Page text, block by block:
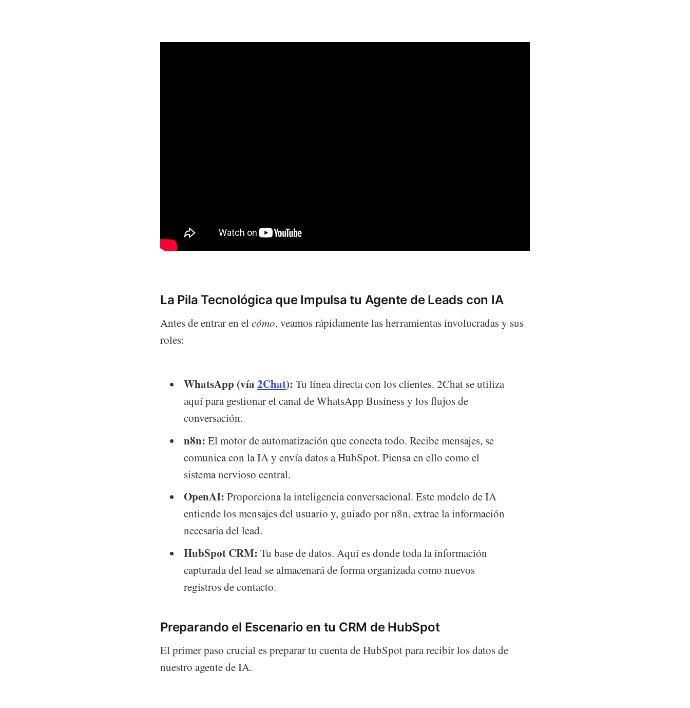
La Pila Tecnológica que Impulsa tu Agente de Leads con IA
Antes de entrar en elcómo, veamos rápidamente las herramientas involucradas y sus
roles:
WhatsApp (vía2Chat): Tu línea directa con los clientes. 2Chat se utiliza
aquí para gestionar el canal de WhatsApp Business y los flujos de
conversación.
n8n: El motor de automatización que conecta todo. Recibe mensajes, se
comunica con la IA y envía datos a HubSpot. Piensa en ello como el
sistema nervioso central.
OpenAI: Proporciona la inteligencia conversacional. Este modelo de IA
entiende los mensajes del usuario y, guiado por n8n, extrae la información
necesaria del lead.
HubSpot CRM: Tu base de datos. Aquí es donde toda la información
capturada del lead se almacenará de forma organizada como nuevos
registros de contacto.
Preparando el Escenario en tu CRM de HubSpot
El primer paso crucial es preparar tu cuenta de HubSpot para recibir los datos de
nuestro agente de IA.